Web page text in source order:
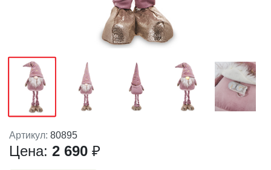
Артикул: 80895
Цена: 2 690 ₽